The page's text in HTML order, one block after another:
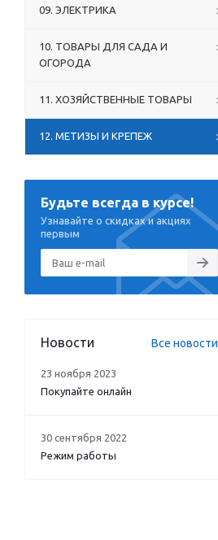
09. ЭЛЕКТРИКА
10. ТОВАРЫ ДЛЯ САДА И
ОГОРОДА
11. ХОЗЯЙСТВЕННЫЕ ТОВАРЫ
12. МЕТИЗЫ И КРЕПЕЖ
Будьте всегда в курсе!
Узнавайте о скидках и акциях
первым
Новости Все новости
23 ноября 2023
Покупайте онлайн
30 сентября 2022
Режим работы